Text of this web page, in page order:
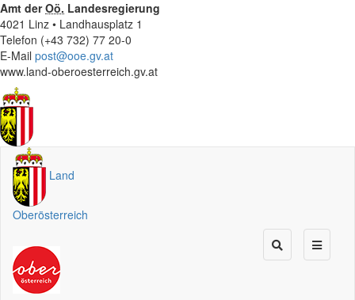
Amt derOö. Landesregierung
4021 Linz • Landhausplatz 1
Telefon (+43 732) 77 20-0
E-Mail post@ooe.gv.at
www.land-oberoesterreich.gv.at
Land
Oberösterreich